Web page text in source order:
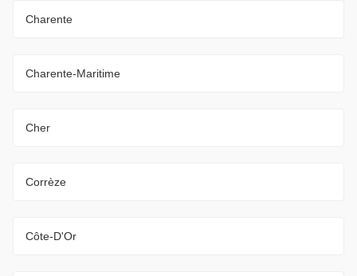
Charente
Charente-Maritime
Cher
Corrèze
Côte-D'Or